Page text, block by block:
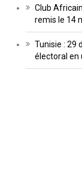
Club
remis le 14
Tunisie : 29
électoral en